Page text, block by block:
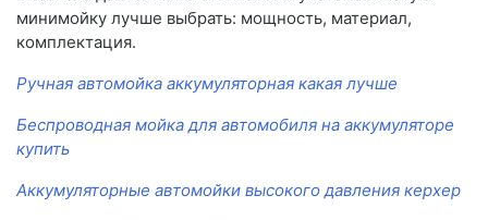
минимойку лучше выбрать: мощность, материал,
комплектация.
Ручная автомойка аккумуляторная какая лучше
Беспроводная мойка для автомобиля на аккумуляторе
купить
Аккумуляторные автомойки высокого давления керхер